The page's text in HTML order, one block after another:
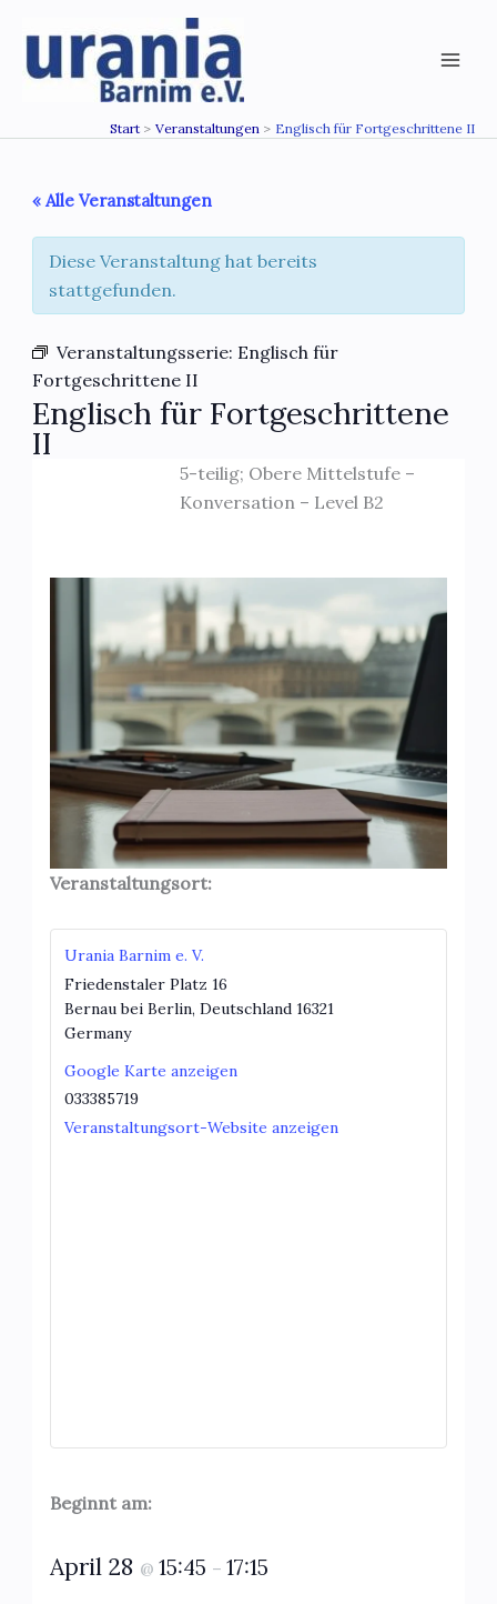
Inhalt
springen
Start Veranstaltungen Englisch für Fortgeschrittene II
« Alle Veranstaltungen
Diese Veranstaltung hat bereits
stattgefunden.
Veranstaltungsserie: Englisch für
Fortgeschrittene II
Englisch für Fortgeschrittene
II
5-teilig; Obere Mittelstufe –
Konversation – Level B2
Veranstaltungsort:
Urania Barnim e. V.
Friedenstaler Platz 16
Bernau bei Berlin, Deutschland 16321
Germany
Google Karte anzeigen
033385719
Veranstaltungsort-Website anzeigen
Beginnt am:
April 28 @ 15:45 – 17:15